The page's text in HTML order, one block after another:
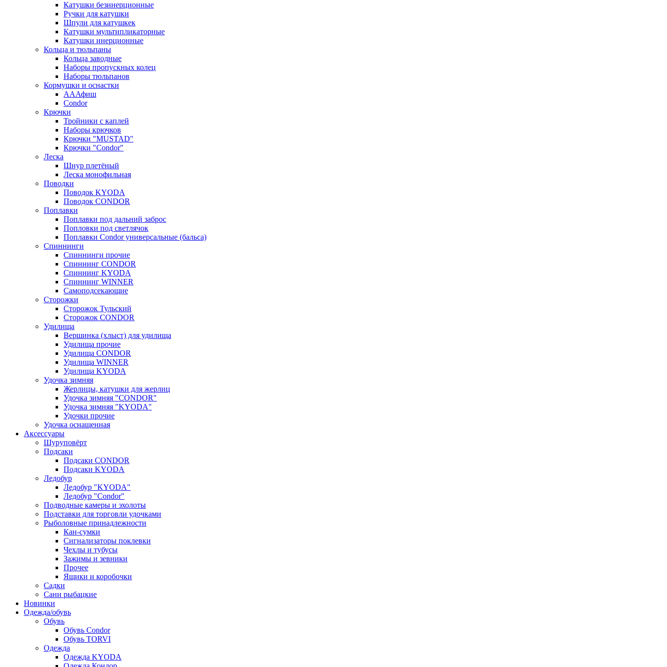
Катушки безинерционные
Ручки для катушки
Шпули для катушкек
Катушки мультипликаторные
Катушки инерционные
Кольца и тюльпаны
Кольца заводные
Наборы пропускных колец
Наборы тюльпанов
Кормушки и оснастки
АААфиш
Condor
Крючки
Тройники с каплей
Наборы крючков
Крючки "MUSTAD"
Крючки "Condor"
Леска
Шнур плетёный
Леска монофильная
Поводки
Поводок KYODA
Поводок CONDOR
Поплавки
Поплавки под дальний заброс
Попловки под светлячок
Поплавки Condor универсальные (бальса)
Спиннинги
Спиннинги прочие
Спиннинг CONDOR
Спиннинг KYODA
Спиннинг WINNER
Самоподсекающие
Сторожки
Сторожок Тульский
Сторожок CONDOR
Удилища
Вершинка (хлыст) для удилища
Удилищa прочие
Удилища CONDOR
Удилища WINNER
Удилища KYODA
Удочка зимняя
Жерлицы, катушки для жерлиц
Удочка зимняя "CONDOR"
Удочка зимняя "KYODA"
Удочки прочие
Удочка оснащенная
Аксессуары
Шуруповёрт
Подсаки
Подсаки CONDOR
Подсаки KYODA
Ледобур
Ледобур "KYODA"
Ледобур "Condor"
Подводные камеры и эхолоты
Подставки для торговли удочками
Рыболовные принадлежности
Кан-сумки
Сигнализаторы поклевки
Чехлы и тубусы
Зажимы и зевники
Прочее
Ящики и коробочки
Садки
Сани рыбацкие
Новинки
Одежда/обувь
Обувь
Обувь Condor
Обувь TORVI
Одежда
Одежда KYODA